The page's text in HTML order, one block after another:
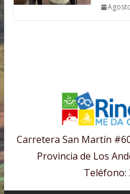
Carretera San Martín
Provincia de Los
Teléfono: